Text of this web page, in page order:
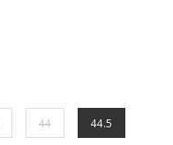
44 44.5